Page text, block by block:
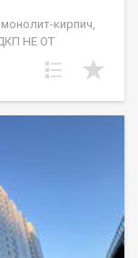
кирпич,
НЕ ОТ